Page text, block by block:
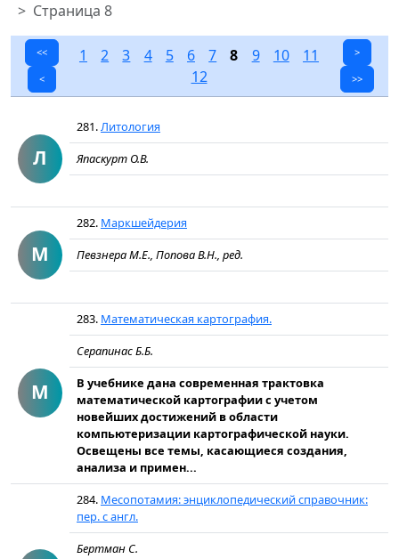
Страница 8
<<
<
1 2 3 4 5 6 7 8 9 10
11
12
>
>>
Л
281.Литология
Япаскурт О.В.
М
282. Маркшейдерия
Певзнера М.Е., Попова В.Н., ред.
М
283. Математическая картография.
Серапинас Б.Б.
В учебнике дана современная трактовка
математической картографии с учетом
новейших достижений в области
компьютеризации картографической науки.
Освещены все темы, касающиеся создания,
анализа и примен...
284. Месопотамия: энциклопедический справочник:
пер. с англ.
Бертман С.